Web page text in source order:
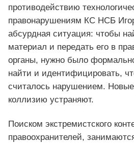
противодействию
правонарушениям КС НСБ
абсурдная ситуация: чтобы
материал и передать его в
органы, нужно было
найти и идентифицировать,
считалось нарушением. Новые
коллизию устраняют.
Поиском экстремистского
правоохранителей,